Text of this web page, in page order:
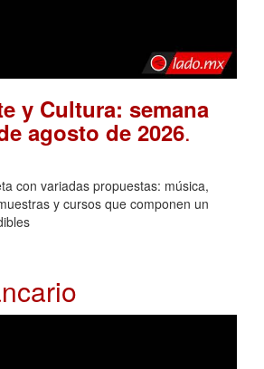
y Cultura: semana
agosto de 2026.
con variadas propuestas: música,
y cursos que componen un